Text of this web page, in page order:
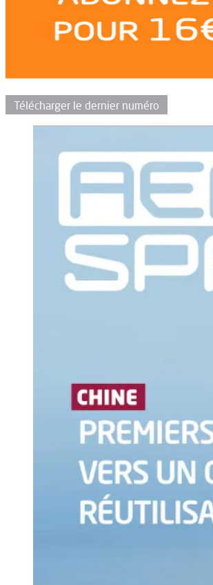
Télécharger le dernier numéro